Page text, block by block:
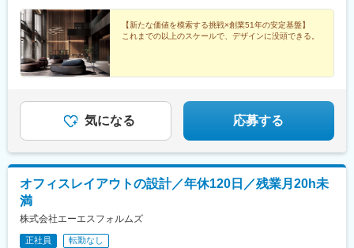
【新たな価値を模索する挑戦×創業51年の安定基盤】
これまでの以上のスケールで、デザインに没頭できる。
気になる 応募する
オフィスレイアウトの設計／年休120日／残業月20h未
満
株式会社エーエスフォルムズ
正社員 転勤なし